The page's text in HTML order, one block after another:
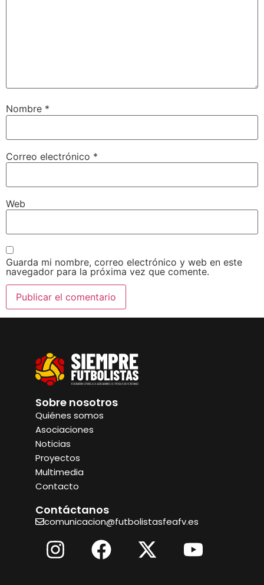
Nombre *
Correo electrónico *
Web
Guarda mi nombre, correo electrónico y web en este
navegador para la próxima vez que comente.
Sobre nosotros
Quiénes somos
Asociaciones
Noticias
Proyectos
Multimedia
Contacto
Contáctanos
comunicacion@futbolistasfeafv.es